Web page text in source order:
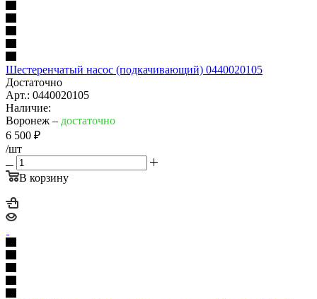
Шестеренчатый насос (подкачивающий) 0440020105
Достаточно
Арт.: 0440020105
Наличие:
Воронеж – достаточно
6 500 ₽
/шт
В корзину